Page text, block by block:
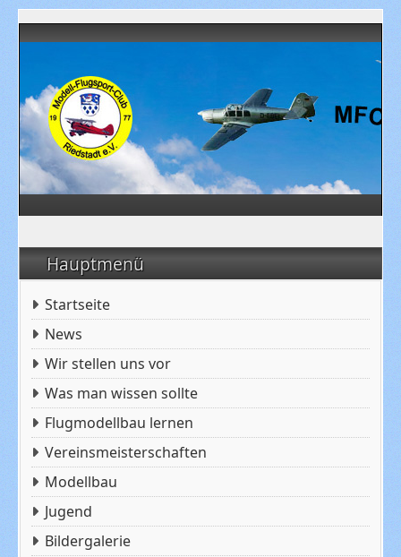
Hauptmenü
Startseite
News
Wir stellen uns vor
Was man wissen sollte
Flugmodellbau lernen
Vereinsmeisterschaften
Modellbau
Jugend
Bildergalerie